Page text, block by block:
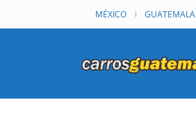
MÉXICO GUATEMALA